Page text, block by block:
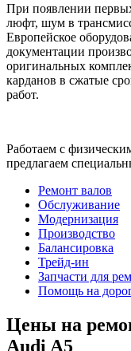
При появлении
люфт, шум в
Европейское
документации
оригинальных
карданов в сжатые
работ.
Работаем с
предлагаем
Ремонт валов
Обслуживание
Модернизация
Производство
Балансировка
Трейд-ин
Запчасти для
Помощь на
Цены на
Audi A5